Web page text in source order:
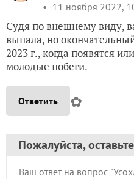
11 ноября 2022,
Судя по внешнему виду,
выпала, но
2023 г., когда появятся
молодые побеги.
Ответить ✿
Пожалуйста,